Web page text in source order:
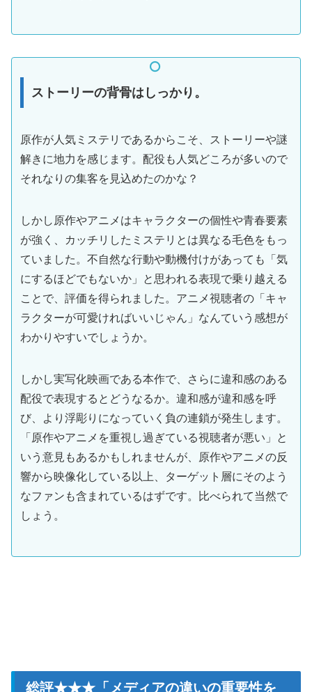
ストーリーの背骨はしっかり。
原作が人気ミステリであるからこそ、ストーリーや謎
解きに地力を感じます。配役も人気どころが多いので
それなりの集客を見込めたのかな？
しかし原作やアニメはキャラクターの個性や青春要素
が強く、カッチリしたミステリとは異なる毛色をもっ
ていました。不自然な行動や動機付けがあっても「気
にするほどでもないか」と思われる表現で乗り越える
ことで、評価を得られました。アニメ視聴者の「キャ
ラクターが可愛ければいいじゃん」なんていう感想が
わかりやすいでしょうか。
しかし実写化映画である本作で、さらに違和感のある
配役で表現するとどうなるか。違和感が違和感を呼
び、より浮彫りになっていく負の連鎖が発生します。
「原作やアニメを重視し過ぎている視聴者が悪い」と
いう意見もあるかもしれませんが、原作やアニメの反
響から映像化している以上、ターゲット層にそのよう
なファンも含まれているはずです。比べられて当然で
しょう。
総評★★★「メディアの違いの重要性を